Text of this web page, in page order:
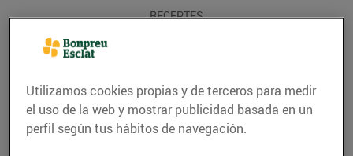
RECEPTES
Utilizamos cookies propias y de terceros para medir
el uso de la web y mostrar publicidad basada en un
perfil según tus hábitos de navegación.